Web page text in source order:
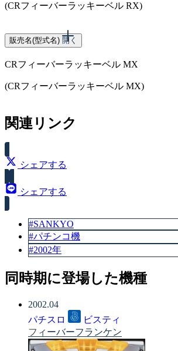
(CRフィーバーラッキーベル RX)
スペック
大当り確率（1/325.7）
販売名(型式名) 開く
CRフィーバーラッキーベル MX
(CRフィーバーラッキーベル MX)
スペック
大当り確率（1/317.7）
関連リンク
シェアする
シェアする
#SANKYO
#パチンコ機
#2002年
同時期に登場した機種
2002.04
パチスロ
ビスティ
フィーバーフランケン